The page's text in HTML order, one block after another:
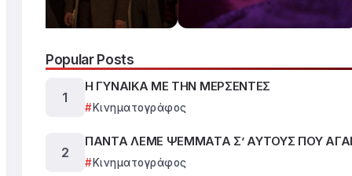
Popular Posts
Η ΓΥΝΑΙΚΑ ΜΕ ΤΗΝ ΜΕΡΣΕΝΤΕΣ
Κινηματογράφος
ΠΑΝΤΑ ΛΕΜΕ ΨΕΜΜΑΤΑ Σ’ ΑΥΤΟΥΣ ΠΟΥ
Κινηματογράφος